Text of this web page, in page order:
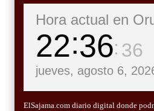
Hora actual en
22 36 38
jueves, agosto 6,
ElSajama.com diario digital donde